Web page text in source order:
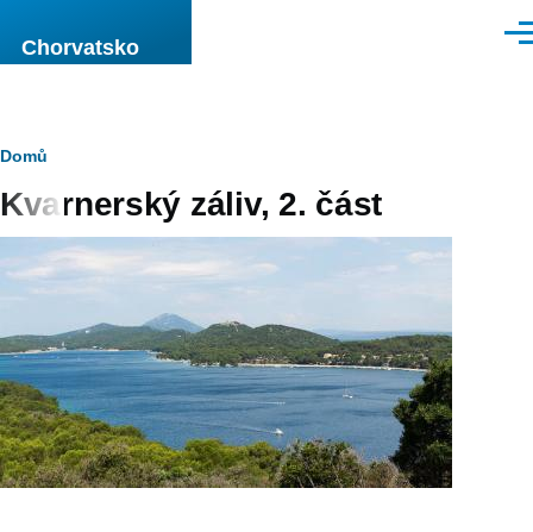
Chorvatsko
Drobečková
navigace
Domů
Kvarnerský záliv, 2. část